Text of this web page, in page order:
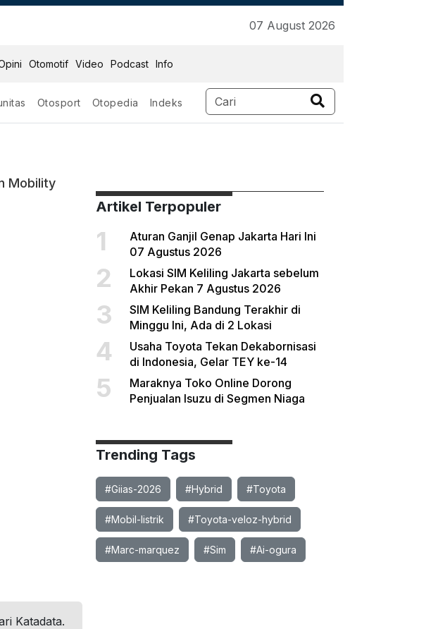
07 August 2026
Otomotif Video Podcast Info
Otosport Otopedia Indeks
Mobility
Artikel Terpopuler
1
Aturan Ganjil Genap Jakarta Hari Ini
07 Agustus 2026
2
Lokasi SIM Keliling Jakarta sebelum
Akhir Pekan 7 Agustus 2026
3
SIM Keliling Bandung Terakhir di
Minggu Ini, Ada di 2 Lokasi
4
Usaha Toyota Tekan Dekabornisasi
di Indonesia, Gelar TEY ke-14
5
Maraknya Toko Online Dorong
Penjualan Isuzu di Segmen Niaga
Trending Tags
#Giias-2026 #Hybrid #Toyota
#Mobil-listrik #Toyota-veloz-hybrid
#Marc-marquez #Sim #Ai-ogura
Katadata.